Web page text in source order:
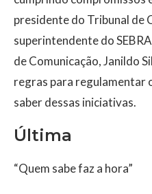
presidente do Tribunal de
superintendente do
de Comunicação, Janildo
regras para regulamentar
saber dessas iniciativas.
Última
“Quem sabe faz a hora”